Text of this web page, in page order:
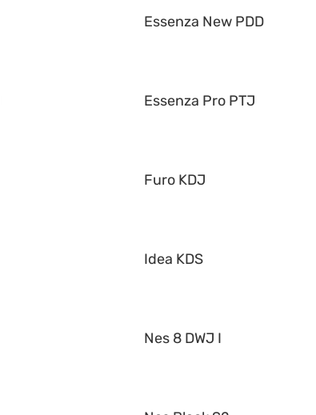
Essenza New PDD
Essenza Pro PTJ
Furo KDJ
Idea KDS
Nes 8 DWJ I